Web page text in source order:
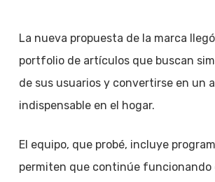
La nueva propuesta de la marca
portfolio de artículos que buscan
de sus usuarios y convertirse en un
indispensable en el hogar.
El equipo, que probé, incluye
permiten que continúe funcionando